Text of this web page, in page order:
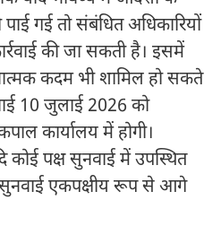
पाई गई तो संबंधित अधिकारियों
की जा सकती है। इसमें
कदम भी शामिल हो सकते
10 जुलाई 2026 को
कार्यालय में होगी।
कोई पक्ष सुनवाई में उपस्थित
सुनवाई एकपक्षीय रूप से आगे